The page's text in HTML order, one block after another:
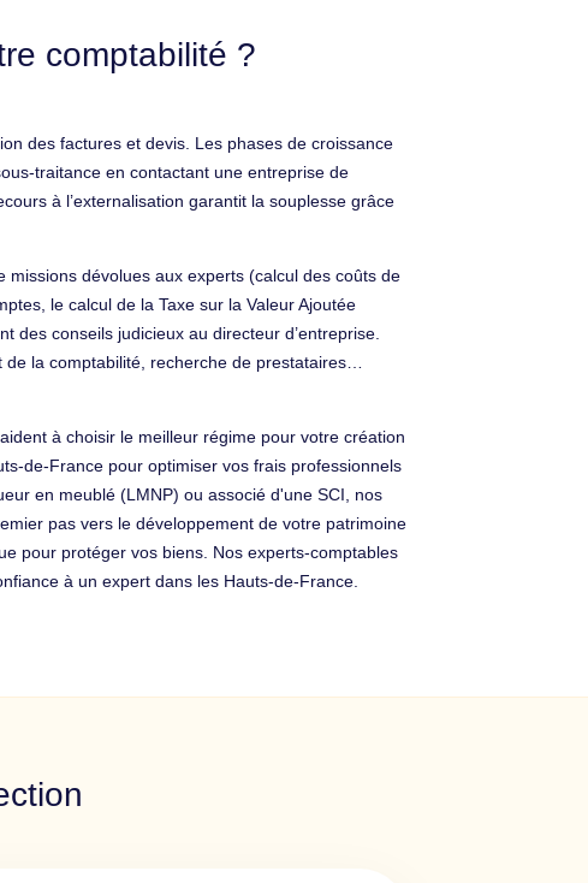
comptabilité ?
des factures et devis. Les phases de croissance
traitance en contactant une entreprise de
à l’externalisation garantit la souplesse grâce
dévolues aux experts (calcul des coûts de
le calcul de la Taxe sur la Valeur Ajoutée
conseils judicieux au directeur d’entreprise.
la comptabilité, recherche de prestataires…
à choisir le meilleur régime pour votre création
de-France pour optimiser vos frais professionnels
en meublé (LMNP) ou associé d'une SCI, nos
pas vers le développement de votre patrimoine
pour protéger vos biens. Nos experts-comptables
à un expert dans les Hauts-de-France.